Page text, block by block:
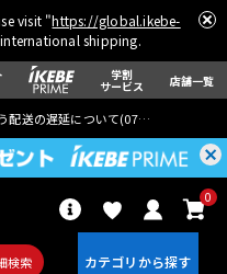
visit "https://global.ikebe-
shipping.
学割
サービス 店舗一覧
配送の遅延について(07月29日
検索
0